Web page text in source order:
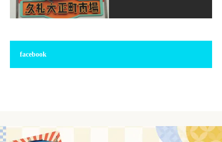
facebook